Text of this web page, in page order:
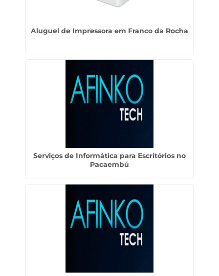
Aluguel de Impressora em Franco da Rocha
Serviços de Informática para Escritórios no
Pacaembú